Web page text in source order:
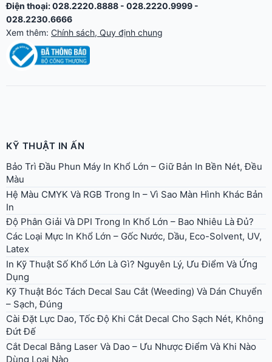
Điện thoại: 028.2220.8888 - 028.2220.9999 -
028.2230.6666
Xem thêm: Chính sách, Quy định chung
KỸ THUẬT IN ẤN
Bảo Trì Đầu Phun Máy In Khổ Lớn – Giữ Bản In Bền Nét, Đều
Màu
Hệ Màu CMYK Và RGB Trong In – Vì Sao Màn Hình Khác Bản
In
Độ Phân Giải Và DPI Trong In Khổ Lớn – Bao Nhiêu Là Đủ?
Các Loại Mực In Khổ Lớn – Gốc Nước, Dầu, Eco-Solvent, UV,
Latex
In Kỹ Thuật Số Khổ Lớn Là Gì? Nguyên Lý, Ưu Điểm Và Ứng
Dụng
Kỹ Thuật Bóc Tách Decal Sau Cắt (Weeding) Và Dán Chuyển
– Sạch, Đúng
Cài Đặt Lực Dao, Tốc Độ Khi Cắt Decal Cho Sạch Nét, Không
Đứt Đế
Cắt Decal Bằng Laser Và Dao – Ưu Nhược Điểm Và Khi Nào
Dùng Loại Nào